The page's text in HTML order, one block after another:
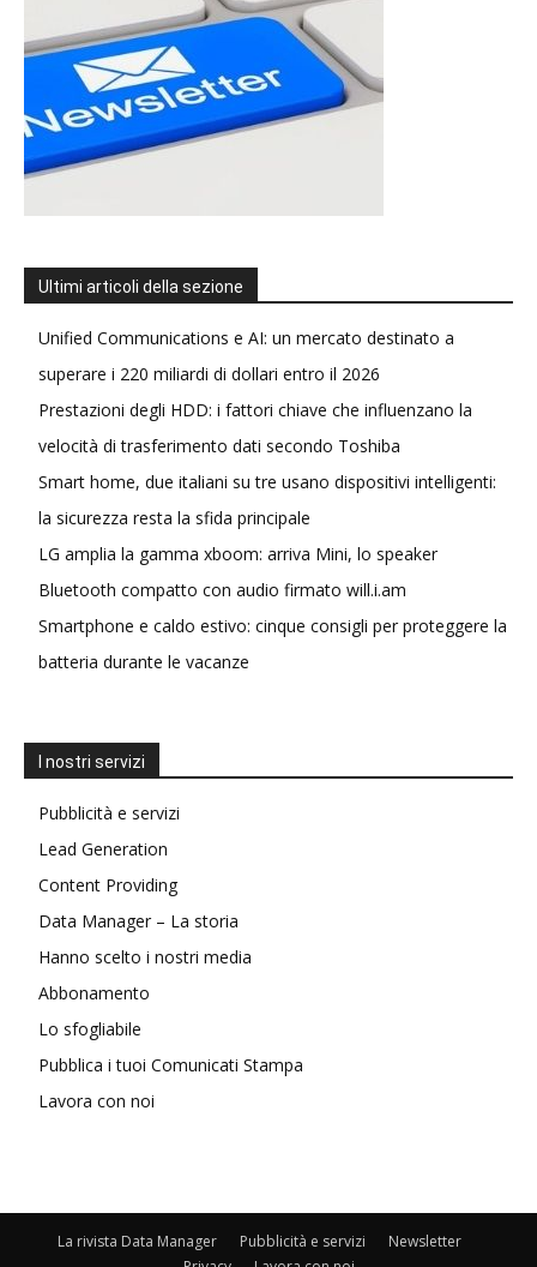
Ultimi articoli della sezione
Unified Communications e AI: un mercato destinato a
superare i 220 miliardi di dollari entro il 2026
Prestazioni degli HDD: i fattori chiave che influenzano la
velocità di trasferimento dati secondo Toshiba
Smart home, due italiani su tre usano dispositivi intelligenti:
la sicurezza resta la sfida principale
LG amplia la gamma xboom: arriva Mini, lo speaker
Bluetooth compatto con audio firmato will.i.am
Smartphone e caldo estivo: cinque consigli per proteggere la
batteria durante le vacanze
I nostri servizi
Pubblicità e servizi
Lead Generation
Content Providing
Data Manager – La storia
Hanno scelto i nostri media
Abbonamento
Lo sfogliabile
Pubblica i tuoi Comunicati Stampa
Lavora con noi
La rivista Data Manager Pubblicità e servizi
Newsletter